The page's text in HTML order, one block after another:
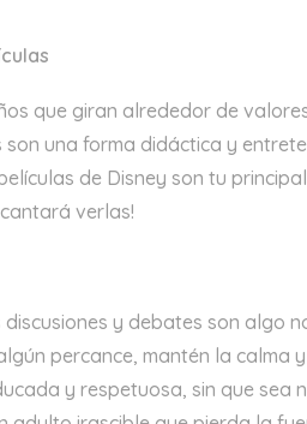
que giran alrededor de
una forma didáctica y
de Disney son tu
verlas!
y debates son algo
percance, mantén la calma
y respetuosa, sin que sea